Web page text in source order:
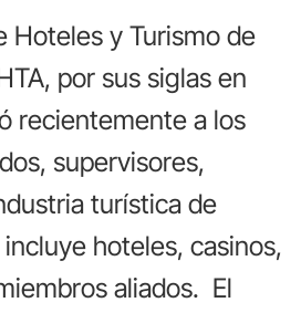
Hoteles y Turismo de
por sus siglas en
recientemente a los
supervisores,
turística de
hoteles, casinos,
aliados. El